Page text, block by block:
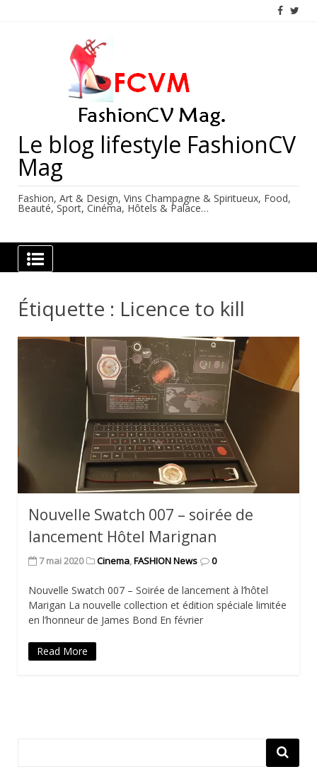
Le blog lifestyle FashionCV
Mag
Fashion, Art & Design, Vins Champagne & Spiritueux, Food,
Beauté, Sport, Cinéma, Hôtels & Palace…
Étiquette : Licence to kill
Nouvelle Swatch 007 – soirée de
lancement Hôtel Marignan
7 mai 2020 Cinema,FASHION News 0
Nouvelle Swatch 007 – Soirée de lancement à l’hôtel
Marigan La nouvelle collection et édition spéciale limitée
en l’honneur de James Bond En février
Read More